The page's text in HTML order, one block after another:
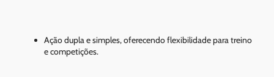
Ação dupla e simples, oferecendo flexibilidade para treino
e competições.